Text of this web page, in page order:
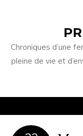
Chroniques d’une
pleine de vie et